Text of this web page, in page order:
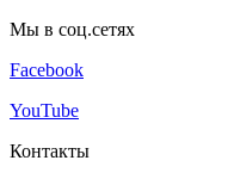
Мы в соц.сетях
Facebook
YouTube
Контакты